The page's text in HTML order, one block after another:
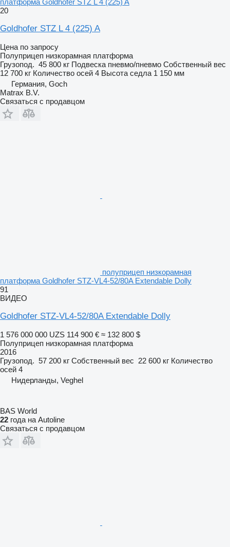
20
Goldhofer STZ L 4 (225) A
Цена по запросу
Полуприцеп низкорамная платформа
Грузопод. 45 800 кг Подвеска пневмо/пневмо Собственный вес
12 700 кг Количество осей 4 Высота седла 1 150 мм
Германия, Goch
Matrax B.V.
Связаться с продавцом
полуприцеп низкорамная
платформа Goldhofer STZ-VL4-52/80A Extendable Dolly
91
ВИДЕО
Goldhofer STZ-VL4-52/80A Extendable Dolly
1 576 000 000 UZS 114 900 € ≈ 132 800 $
Полуприцеп низкорамная платформа
2016
Грузопод. 57 200 кг Собственный вес 22 600 кг Количество
осей 4
Нидерланды, Veghel
BAS World
22 года на Autoline
Связаться с продавцом